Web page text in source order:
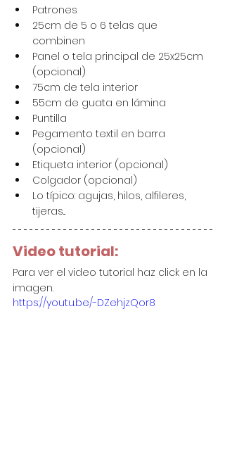
Patrones
25cm de 5 o 6 telas que
combinen
Panel o tela principal de 25x25cm
(opcional)
75cm de tela interior
55cm de guata en lámina
Puntilla
Pegamento textil en barra
(opcional)
Etiqueta interior (opcional)
Colgador (opcional)
Lo típico: agujas, hilos, alfileres,
tijeras...
Video tutorial:
Para ver el video tutorial haz click en la
imagen.
https://youtu.be/-DZehjzQor8